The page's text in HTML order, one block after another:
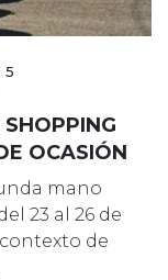
OCASIÓN
mano
23 al 26 de
de